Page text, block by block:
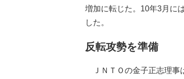
増加に転じた。10年3月に
した。
反転攻勢を準備
ＪＮＴＯの金子正志理事